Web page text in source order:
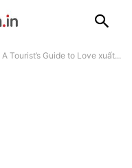
Tourist’s Guide to Love xuất...